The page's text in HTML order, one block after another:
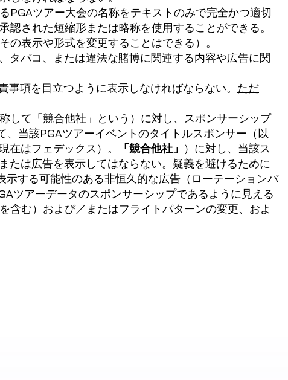
PGAツアー大会の名称をテキストのみで完全かつ適切
された短縮形または略称を使用することができる。
表示や形式を変更することはできる）。
タバコ、または違法な賭博に関連する内容や広告に関
項を目立つように表示しなければならない。 ただ
して「競合他社」という）に対し、スポンサーシップ
当該PGAツアーイベントのタイトルスポンサー（以
在はフェデックス）。 「競合他社」
）に対し、当該ス
たは広告を表示してはならない。疑義を避けるために
する可能性のある非恒久的な広告（ローテーションバ
ツアーデータのスポンサーシップであるように見える
含む）および／またはフライトパターンの変更、およ